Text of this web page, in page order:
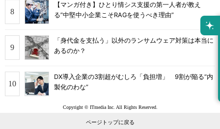
【マンガ付き】ひとり情シス支援の第一人者が教え
る”中堅中小企業こそRAGを使うべき理由”
「身代金を支払う」以外のランサムウェア対策は本当に
あるのか？
DX導入企業の3割超がむしろ「負担増」 9割が陥る“内
製化のわな”
Copyright © ITmedia Inc. All Rights Reserved.
ページトップに戻る